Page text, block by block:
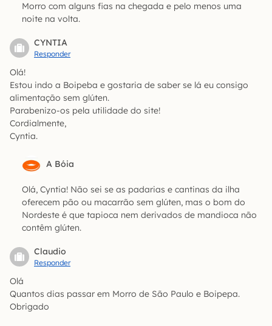
Morro com alguns fias na chegada e pelo menos uma
noite na volta.
CYNTIA
Responder
Olá!
Estou indo a Boipeba e gostaria de saber se lá eu consigo
alimentação sem glúten.
Parabenizo-os pela utilidade do site!
Cordialmente,
Cyntia.
A Bóia
Olá, Cyntia! Não sei se as padarias e cantinas da ilha
oferecem pão ou macarrão sem glúten, mas o bom do
Nordeste é que tapioca nem derivados de mandioca não
contêm glúten.
Claudio
Responder
Olá
Quantos dias passar em Morro de São Paulo e Boipepa.
Obrigado